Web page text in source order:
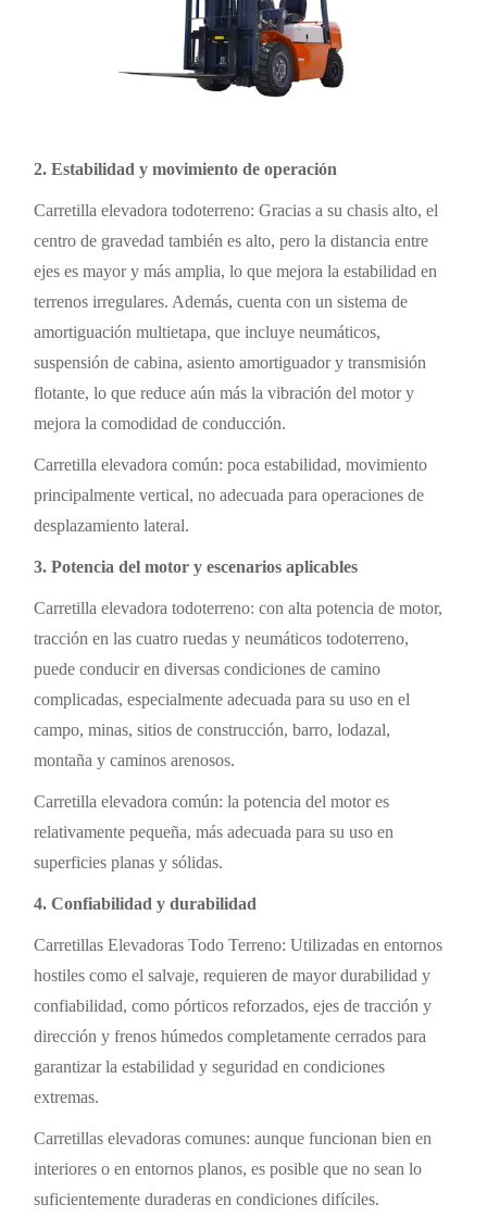
2. Estabilidad y movimiento de operación
Carretilla elevadora todoterreno: Gracias a su chasis alto, el
centro de gravedad también es alto, pero la distancia entre
ejes es mayor y más amplia, lo que mejora la estabilidad en
terrenos irregulares. Además, cuenta con un sistema de
amortiguación multietapa, que incluye neumáticos,
suspensión de cabina, asiento amortiguador y transmisión
flotante, lo que reduce aún más la vibración del motor y
mejora la comodidad de conducción.
Carretilla elevadora común: poca estabilidad, movimiento
principalmente vertical, no adecuada para operaciones de
desplazamiento lateral.
3. Potencia del motor y escenarios aplicables
Carretilla elevadora todoterreno: con alta potencia de motor,
tracción en las cuatro ruedas y neumáticos todoterreno,
puede conducir en diversas condiciones de camino
complicadas, especialmente adecuada para su uso en el
campo, minas, sitios de construcción, barro, lodazal,
montaña y caminos arenosos.
Carretilla elevadora común: la potencia del motor es
relativamente pequeña, más adecuada para su uso en
superficies planas y sólidas.
4. Confiabilidad y durabilidad
Carretillas Elevadoras Todo Terreno: Utilizadas en entornos
hostiles como el salvaje, requieren de mayor durabilidad y
confiabilidad, como pórticos reforzados, ejes de tracción y
dirección y frenos húmedos completamente cerrados para
garantizar la estabilidad y seguridad en condiciones
extremas.
Carretillas elevadoras comunes: aunque funcionan bien en
interiores o en entornos planos, es posible que no sean lo
suficientemente duraderas en condiciones difíciles.